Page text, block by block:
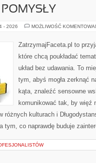
- 2026 MOŻLIWOŚĆ
ZatrzymajFaceta.pl to
które chcą poukładać
układ bez udawania. To
tym, abyś mogła zerknąć
kąta, znaleźć sensowne
komunikować tak, by więź
różnych kulturach i
tym, co naprawdę buduje